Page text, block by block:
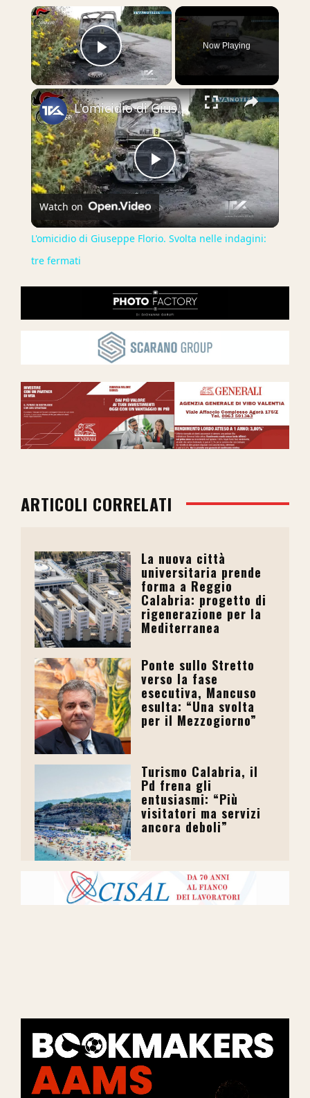
×
Play Video
Now Playing
×
Play
Video
L'omicidio di Giuseppe Florio. Svolta nelle indagini: tre fermati
Watch on
L'omicidio di Giuseppe Florio. Svolta nelle indagini:
tre fermati
ARTICOLI CORRELATI
La nuova città
universitaria prende
forma a Reggio
Calabria: progetto di
rigenerazione per la
Mediterranea
Ponte sullo Stretto
verso la fase
esecutiva, Mancuso
esulta: “Una svolta
per il Mezzogiorno”
Turismo Calabria, il
Pd frena gli
entusiasmi: “Più
visitatori ma servizi
ancora deboli”